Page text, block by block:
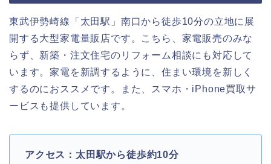
東武伊勢崎線「太田駅」南口から徒歩10分の立地に展
開する大型家電量販店です。こちら、家電販売のみな
らず、新築・注文住宅のリフォーム相談にも対応して
います。家電を新調するように、住まい環境を新しく
するのにおススメです。また、スマホ・iPhone買取サ
ービスも提供しています。
アクセス：太田駅から徒歩約10分